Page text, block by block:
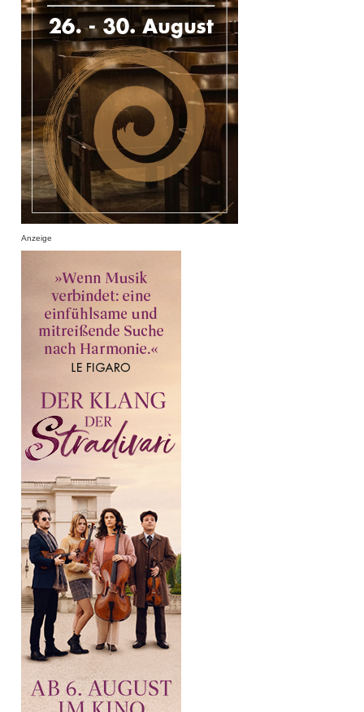
Anzeige